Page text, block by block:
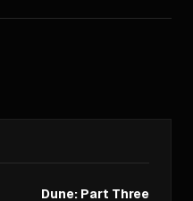
Dune: Part Three